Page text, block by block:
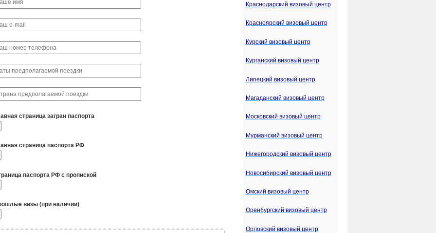
страница загран паспорта
страница паспорта РФ
паспорта РФ с пропиской
визы (при наличии)
Краснодарский визовый центр
Красноярский визовый центр
Курский визовый центр
Курганский визовый центр
Липецкий визовый центр
Магаданский визовый центр
Московский визовый центр
Мурманский визовый центр
Нижегородский визовый центр
Новосибирский визовый центр
Омский визовый центр
Оренбургский визовый центр
Орловский визовый центр